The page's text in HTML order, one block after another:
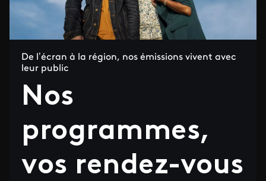
De l’écran à la région, nos émissions vivent avec
leur public
Nos
programmes,
vos rendez-vous